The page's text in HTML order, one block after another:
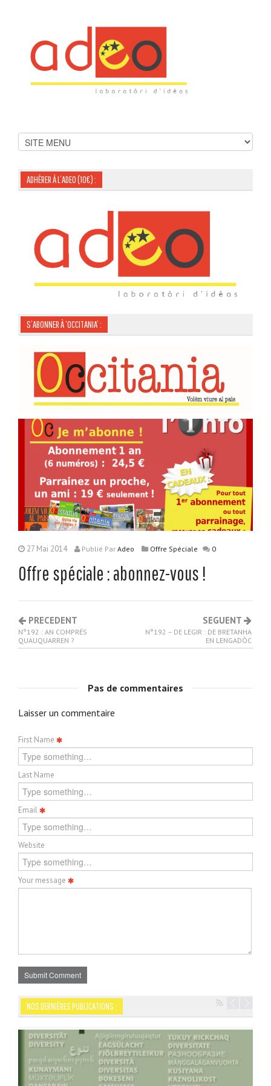
ADHÉRER À L’ADEO (10€) :
S’ABONNER À ‘OCCITANIA’ :
27 Mai 2014 Publié Par Adeo Offre Spéciale 0
Offre spéciale : abonnez-vous !
PRECEDENT
N°192 : AN COMPRÉS
QUAUQUARREN ?
SEGUENT
N°192 – DE LEGIR : DE BRETANHA
EN LENGADÒC
Pas de commentaires
Laisser un commentaire
First Name
Last Name
Email
Website
Your message
Submit Comment
NOS DERNIÈRES PUBLICATIONS :
Navigation